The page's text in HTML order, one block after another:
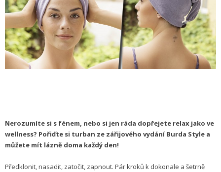
Nerozumíte si s fénem, nebo si jen ráda dopřejete relax jako ve
wellness? Pořiďte si turban ze zářijového vydání Burda Style a
můžete mít lázně doma každý den!
Předklonit, nasadit, zatočit, zapnout. Pár kroků k dokonale a šetrně